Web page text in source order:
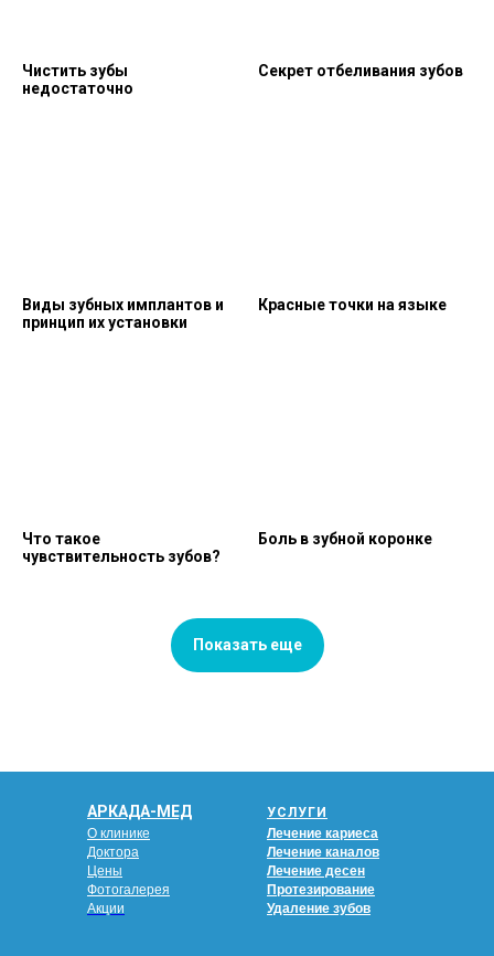
Чистить зубы
недостаточно
Секрет отбеливания зубов
Виды зубных имплантов и
принцип их установки
Красные точки на языке
Что такое
чувствительность зубов?
Боль в зубной коронке
Показать еще
О клинике
Доктора
Цены
Фотогалерея
Акции
УСЛУГИ
Лечение кариеса
Лечение каналов
Лечение десен
Протезирование
Удаление зубов
АРКАДА-МЕД